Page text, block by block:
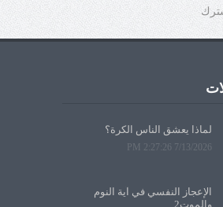
لماذا يعشق الناس الكرة؟
7/13/2026 2:27:26 PM
الإعجاز النفسي في آية النوم
والموت2